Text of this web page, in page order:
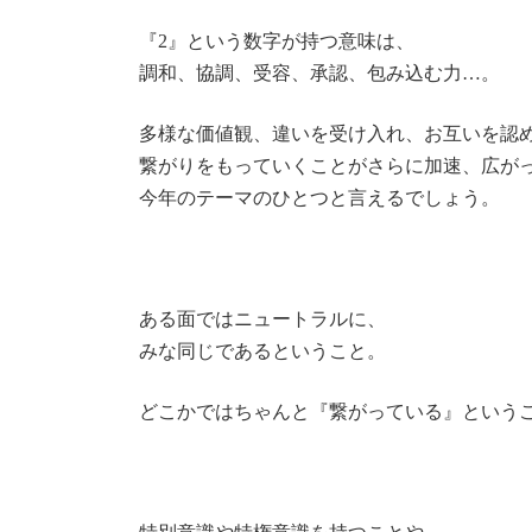
『2』という数字が持つ意味は、
調和、協調、受容、承認、包み込む力…。
多様な価値観、違いを受け入れ、お互いを認め
繋がりをもっていくことがさらに加速、広が
今年のテーマのひとつと言えるでしょう。
ある面ではニュートラルに、
みな同じであるということ。
どこかではちゃんと『繋がっている』という